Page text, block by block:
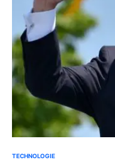
TECHNOLOGIE